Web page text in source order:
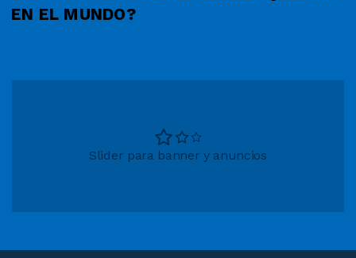
EN EL MUNDO?
Slider para banner y anuncios